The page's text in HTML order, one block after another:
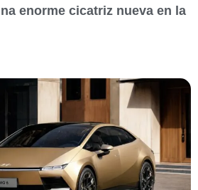
enorme cicatriz nueva en la